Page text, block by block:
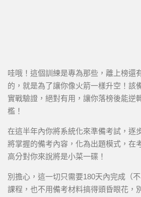
哇哦！這個訓練是專為那些，離上榜還
的，就是為了讓你像火箭一樣升空！該
實戰驗證，絕對有用，讓你落榜後能逆
檻！
在這半年內你將系統化來準備考試，逐
將掌握的備考內容，化為出題模式，在
高分對你來說將是小菜一碟！
別擔心，這一切只需要180天內完成（
課程，也不用備考材料搞得頭昏眼花，